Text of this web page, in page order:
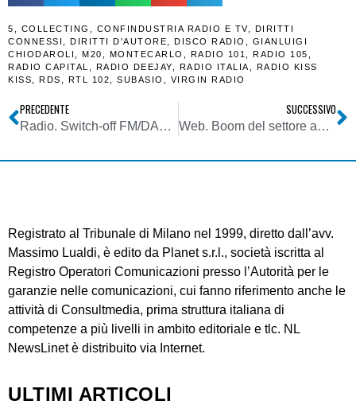
5 COLLECTING CONFINDUSTRIA RADIO E TV, DIRITTI
CONNESSI
DIRITTI D'AUTORE DISCO RADIO
GIANLUIGI
CHIODAROLI
M20 MONTECARLO RADIO 101 RADIO 105
RADIO CAPITAL
RADIO DEEJAY RADIO ITALIA
RADIO KISS
KISS
RDS RTL 102 SUBASIO VIRGIN RADIO
PRECEDENTE
Radio. Switch-off FM/DAB+: poche idee e confuse. La follia dell’art. 50 c. 10 della riforma del TUSMAR che destabilizzerebbe il settore
SUCCESSIVO
Web. Boom del settore app nel 2020. TikTok cresce del 325% e in USA supera anche Facebook
Registrato al Tribunale di Milano nel 1999, diretto dall’avv.
Massimo Lualdi, è edito da Planet s.r.l., società iscritta al
Registro Operatori Comunicazioni presso l’Autorità per le
garanzie nelle comunicazioni, cui fanno riferimento anche le
attività di Consultmedia, prima struttura italiana di
competenze a più livelli in ambito editoriale e tlc. NL
NewsLinet è distribuito via Internet.
ULTIMI ARTICOLI